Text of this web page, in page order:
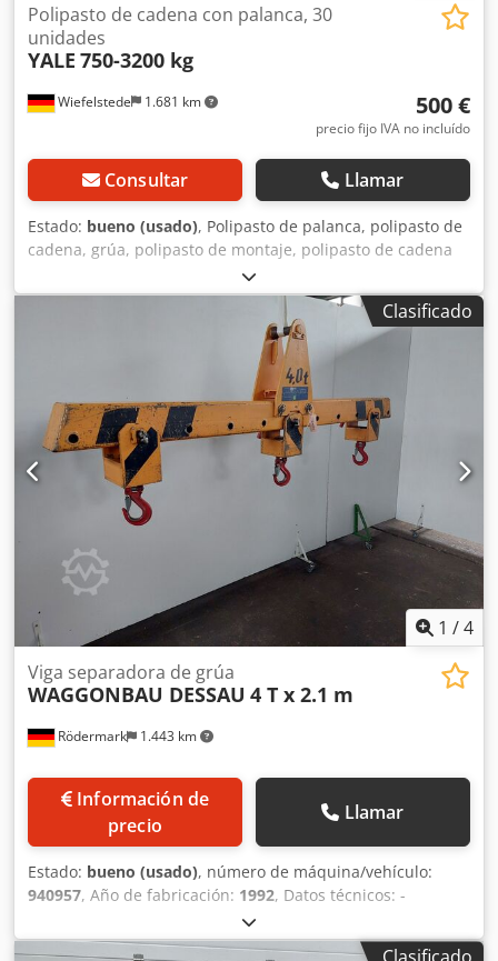
Wiefelstede 1.681 km
Polipasto de cadena con palanca, 30
unidades
YALE 750-3200 kg
500 €
precio fijo IVA no incluído
Consultar Llamar
Estado: bueno (usado), Polipasto de palanca, polipasto de
cadena, grúa, polipasto de montaje, polipasto de cadena
para montaje -Cantidad: 30 unidades de polipastos de
cadena -Diferentes fabricantes: Yale, Brand, BKS -
Capacidad de carga: de 750 a 3200 kg -Longitud de la
cadena: de 1,0 a 2,5 m -Precio/Venta: completos -En su
mayoría, en estado de funcionamiento Crsdpfx Ajb A
Rkhegkof -Dimensiones: 1200/800/A600 mm -Peso, incluido
el embalaje: 600 kg
Clasificado
1 /4
Rödermark 1.443 km
Viga separadora de grúa
WAGGONBAU DESSAU 4 T x 2.1 m
Información de
precio
Llamar
Estado: bueno (usado), número de máquina/vehículo:
940957, Año de fabricación: 1992, Datos técnicos: -
Capacidad de carga: 4 t - Altura útil: 690 mm - Altura total:
800 mm - Viga transversal fabricada con perfiles huecos de